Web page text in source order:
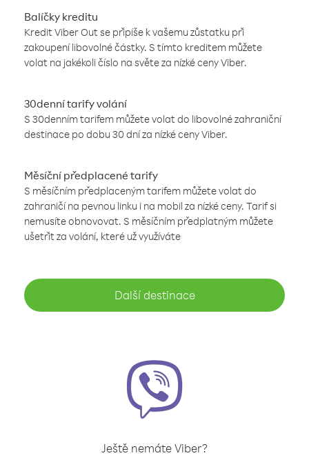
Balíčky kreditu
Kredit Viber Out se připíše k vašemu zůstatku při
zakoupení libovolné částky. S tímto kreditem můžete
volat na jakékoli číslo na světe za nízké ceny Viber.
30denní tarify volání
S 30denním tarifem můžete volat do libovolné zahraniční
destinace po dobu 30 dní za nízké ceny Viber.
Měsíční předplacené tarify
S měsíčním předplaceným tarifem můžete volat do
zahraničí na pevnou linku i na mobil za nízké ceny. Tarif si
nemusíte obnovovat. S měsíčním předplatným můžete
ušetřit za volání, které už využíváte
Další destinace
Ještě nemáte Viber?